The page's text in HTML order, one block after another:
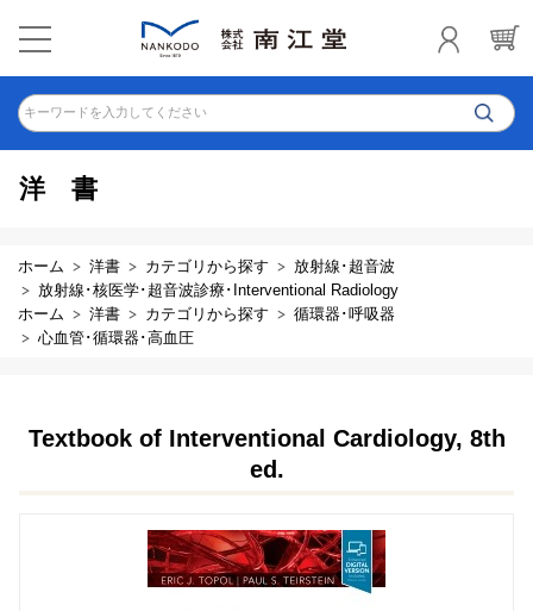
キーワードを入力してください
洋書
ホーム 洋書 カテゴリから探す
放射線･超音波
放射線･核医学･超音波診療･Interventional Radiology
ホーム
洋書 カテゴリから探す
循環器･呼吸器
心血管･循環器･高血圧
Textbook of Interventional Cardiology, 8th
ed.